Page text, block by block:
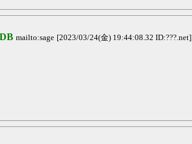
mailto:sage [2023/03/24(金) 19:44:08.32 ID:???.net]